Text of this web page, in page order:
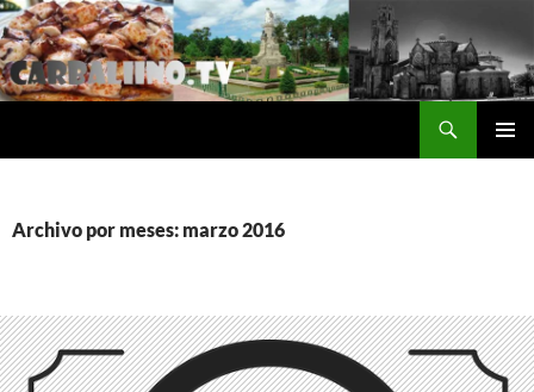
Saltar
al
contenido
Archivo por meses: marzo 2016